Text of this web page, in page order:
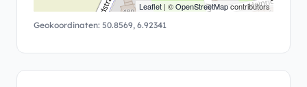
Leaflet | ©OpenStreetMapcontributors
Geokoordinaten: 50.8569, 6.92341